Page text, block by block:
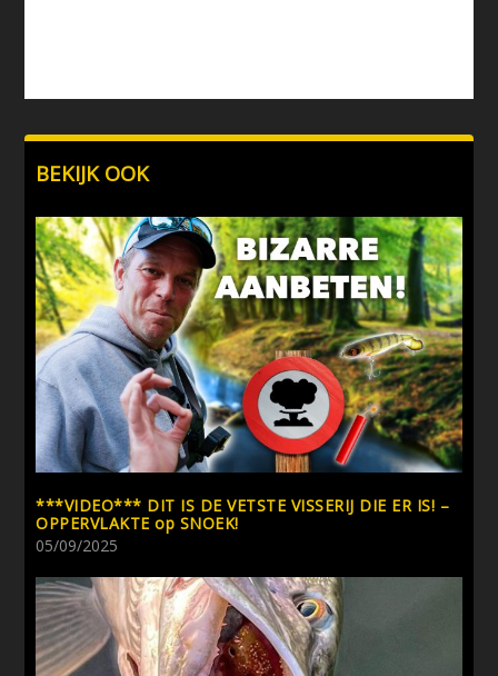
BEKIJK OOK
***VIDEO*** DIT IS DE VETSTE VISSERIJ DIE ER IS! –
OPPERVLAKTE op SNOEK!
05/09/2025